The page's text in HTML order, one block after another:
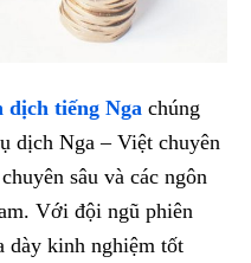
dịch tiếng Nga chúng
dịch Nga – Việt chuyên
sâu và các ngôn
Với đội ngũ phiên
dày kinh nghiệm tốt